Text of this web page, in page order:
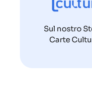
Sul nostro
Carte